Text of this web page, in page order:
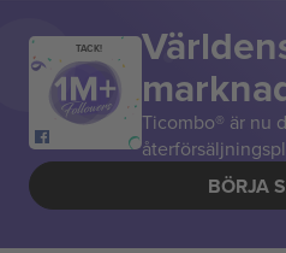
TACK!
Ticombo® är nu
BÖRJA